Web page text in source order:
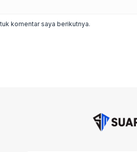
komentar saya berikutnya.